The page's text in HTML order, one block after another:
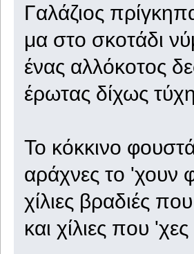
Γαλάζιος
μα στο σκοτάδι
ένας αλλόκοτος
έρωτας δίχως τύχη
Το κόκκινο
αράχνες το 'χουν
χίλιες βραδιές
και χίλιες που